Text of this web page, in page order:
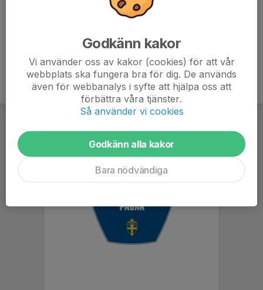
Godkänn kakor
Vi använder oss av kakor (cookies) för att vår
webbplats ska fungera bra för dig. De används
även för webbanalys i syfte att hjälpa oss att
förbättra våra tjänster.
Så använder vi cookies
Godkänn alla kakor
Bara nödvändiga